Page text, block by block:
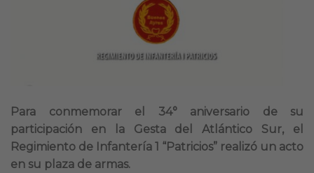
Para conmemorar el 34° aniversario de su
participación en la Gesta del Atlántico Sur, el
Regimiento de Infantería 1 “Patricios” realizó un acto
en su plaza de armas.